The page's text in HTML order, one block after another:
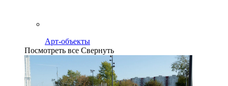
Арт-объекты
Посмотреть все Свернуть